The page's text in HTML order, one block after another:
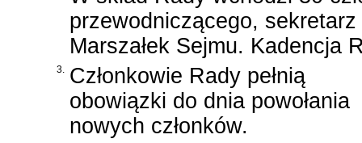
przewodniczącego, sekretarz
Marszałek Sejmu. Kadencja
3. Członkowie Rady pełnią
obowiązki do dnia powołania
nowych członków.